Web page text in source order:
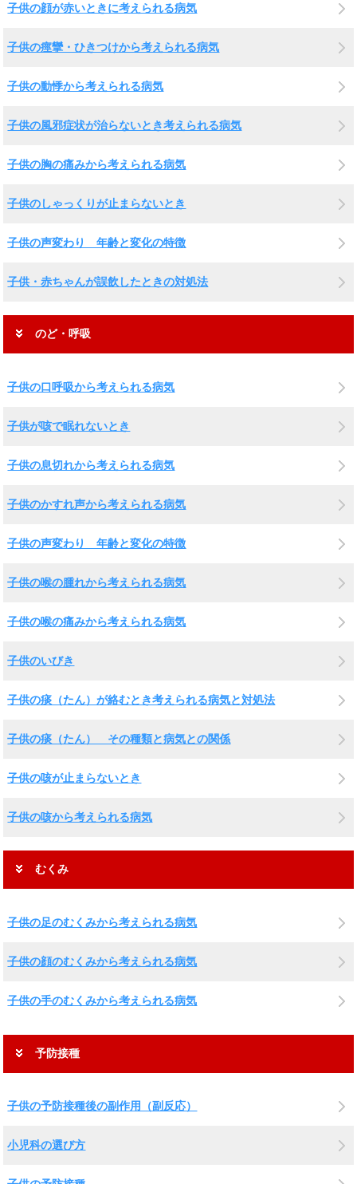
子供の顔が赤いときに考えられる病気
子供の痙攣・ひきつけから考えられる病気
子供の動悸から考えられる病気
子供の風邪症状が治らないとき考えられる病気
子供の胸の痛みから考えられる病気
子供のしゃっくりが止まらないとき
子供の声変わり 年齢と変化の特徴
子供・赤ちゃんが誤飲したときの対処法
のど・呼吸
子供の口呼吸から考えられる病気
子供が咳で眠れないとき
子供の息切れから考えられる病気
子供のかすれ声から考えられる病気
子供の声変わり 年齢と変化の特徴
子供の喉の腫れから考えられる病気
子供の喉の痛みから考えられる病気
子供のいびき
子供の痰（たん）が絡むとき考えられる病気と対処法
子供の痰（たん） その種類と病気との関係
子供の咳が止まらないとき
子供の咳から考えられる病気
むくみ
子供の足のむくみから考えられる病気
子供の顔のむくみから考えられる病気
子供の手のむくみから考えられる病気
予防接種
子供の予防接種後の副作用（副反応）
小児科の選び方